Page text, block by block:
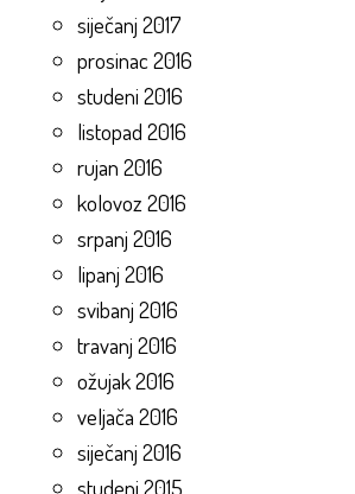
siječanj 2017
prosinac 2016
studeni 2016
listopad 2016
rujan 2016
kolovoz 2016
srpanj 2016
lipanj 2016
svibanj 2016
travanj 2016
ožujak 2016
veljača 2016
siječanj 2016
studeni 2015